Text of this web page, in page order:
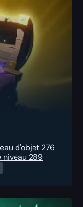
d'objet 276
niveau 289